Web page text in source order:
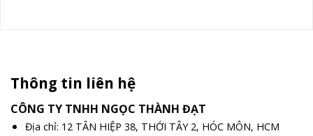
Thông tin liên hệ
CÔNG TY TNHH NGỌC THÀNH ĐẠT
Địa chỉ: 12 TÂN HIỆP 38, THỚI TÂY 2, HÓC MÔN, HCM